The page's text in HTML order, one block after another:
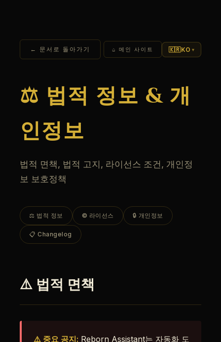
← 문서로 돌아가기 ⌂ 메인 사이트 🇰🇷KO ▾
⚖️ 법적 정보 & 개
인정보
법적 면책, 법적 고지, 라이선스 조건, 개인정
보 보호정책
⚖️ 법적 정보 © 라이선스 🔒 개인정보
📋 Changelog
⚠️ 법적 면책
⚠️ 중요 공지: Reborn Assistant는 자동화 도